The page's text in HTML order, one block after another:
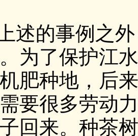
述的事例之
为了保护江
肥种地，后
要很多劳动
回来。种茶